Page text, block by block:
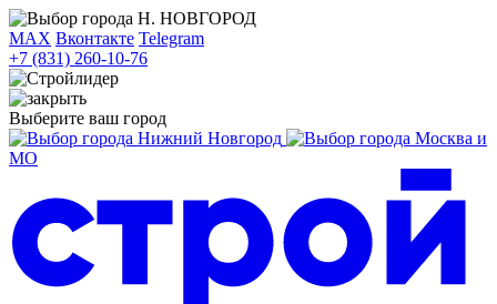
Н. НОВГОРОД
MAX Вконтакте Telegram
+7 (831) 260-10-76
Выберите ваш город
Нижний Новгород
Москва и
МО